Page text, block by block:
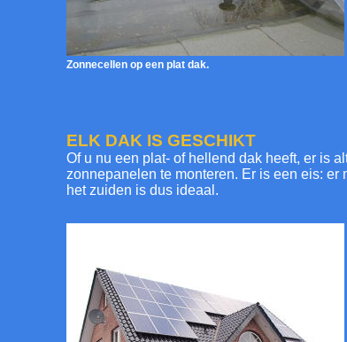
Zonnecellen op een plat dak.
ELK DAK IS GESCHIKT
Of u nu een plat- of hellend dak heeft, er is
zonnepanelen te monteren. Er is een eis:
het zuiden is dus ideaal.